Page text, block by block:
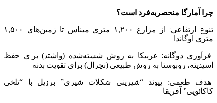
چرا آمارگا منحصربه‌فرد است؟
تنوع ارتفاعی: از مزارع ۱,۲۰۰ متری میناس تا زمین‌های ۱,۵۰۰
متری اوگاندا
فرآوری دوگانه: عربیکا به روش شسته‌شده (واشتد) برای حفظ
اسیدیته، روبوستا به روش طبیعی (نچرال) برای تقویت بدنه
هدف طعمی: پیوند “شیرینی شکلات شیری” برزیل با “تلخی
کاکائویی” آفریقا